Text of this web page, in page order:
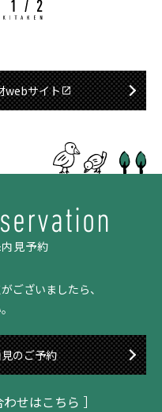
webサイト
見予約
ございましたら、
のご予約
せはこちら ］